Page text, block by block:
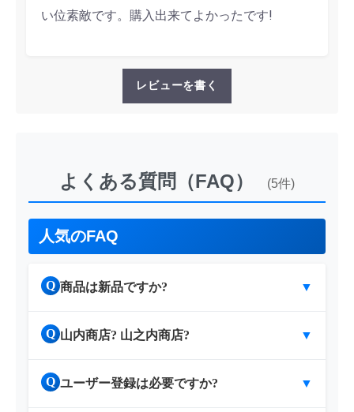
い位素敵です。購入出来てよかったです!
レビューを書く
よくある質問（FAQ） (5件)
人気のFAQ
Q 商品は新品ですか? ▼
Q 山内商店? 山之内商店? ▼
Q ユーザー登録は必要ですか? ▼